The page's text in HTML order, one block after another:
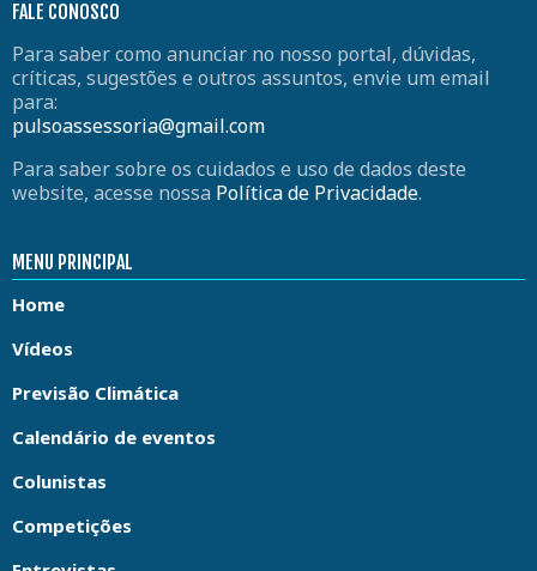
FALE CONOSCO
Para saber como anunciar no nosso portal, dúvidas,
críticas, sugestões e outros assuntos, envie um email
para:
pulsoassessoria@gmail.com
Para saber sobre os cuidados e uso de dados deste
website, acesse nossa Política de Privacidade.
MENU PRINCIPAL
Home
Vídeos
Previsão Climática
Calendário de eventos
Colunistas
Competições